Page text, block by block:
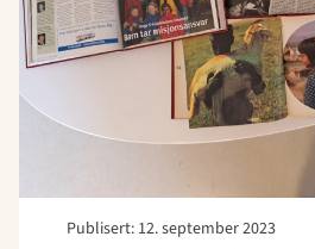
Publisert: 12. september 2023